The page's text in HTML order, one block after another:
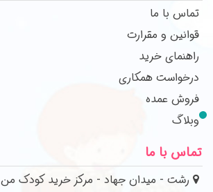
تماس با ما
قوانین و مقرارت
راهنمای خرید
درخواست همکاری
فروش عمده
وبلاگ
تماس با ما
رشت - میدان جهاد - مرکز خرید کودک من